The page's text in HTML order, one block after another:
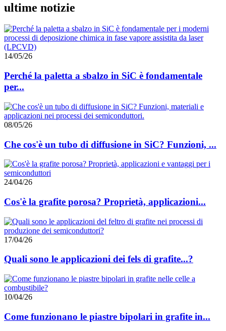
ultime notizie
14/05/26
Perché la paletta a sbalzo in SiC è fondamentale
per...
08/05/26
Che cos'è un tubo di diffusione in SiC? Funzioni, ...
24/04/26
Cos'è la grafite porosa? Proprietà, applicazioni...
17/04/26
Quali sono le applicazioni dei fels di grafite...?
10/04/26
Come funzionano le piastre bipolari in grafite in...